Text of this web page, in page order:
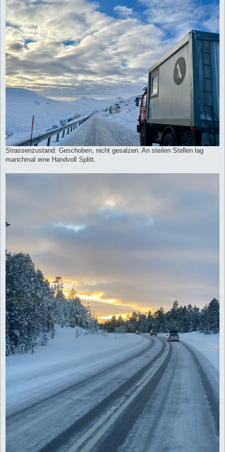
Strassenzustand: Geschoben, nicht gesalzen. An steilen Stellen lag
manchmal eine Handvoll Splitt.